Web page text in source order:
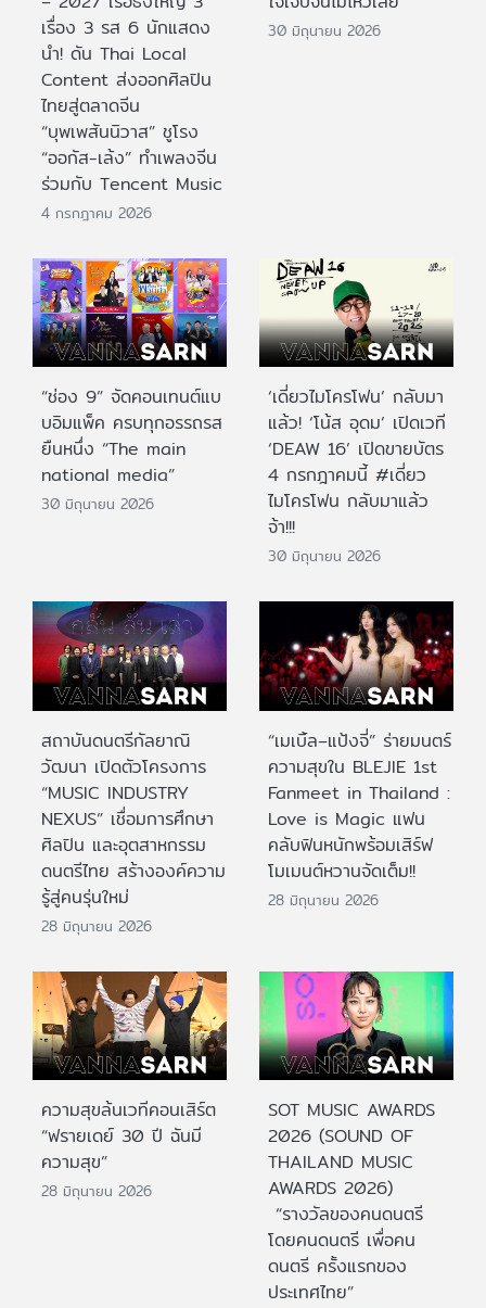
เรื่อง 3 รส 6 นักแสดง
นำ! ดัน Thai Local
Content ส่งออกศิลปิน
ไทยสู่ตลาดจีน
“บุพเพสันนิวาส” ชูโรง
“ออกัส-เล้ง” ทำเพลงจีน
ร่วมกับ Tencent Music
4 กรกฎาคม 2026
30 มิถุนายน 2026
“ช่อง 9” จัดคอนเทนต์แบ
บอิมแพ็ค ครบทุกอรรถรส
ยืนหนึ่ง “The main
national media”
30 มิถุนายน 2026
‘เดี่ยวไมโครโฟน’ กลับมา
แล้ว! ‘โน้ส อุดม’ เปิดเวที
‘DEAW 16’ เปิดขายบัตร
4 กรกฎาคมนี้ #เดี่ยว
ไมโครโฟน กลับมาแล้ว
จ้า!!!
30 มิถุนายน 2026
สถาบันดนตรีกัลยาณิ
วัฒนา เปิดตัวโครงการ
“MUSIC INDUSTRY
NEXUS” เชื่อมการศึกษา
ศิลปิน และอุตสาหกรรม
ดนตรีไทย สร้างองค์ความ
รู้สู่คนรุ่นใหม่
28 มิถุนายน 2026
“เมเบิ้ล–แป้งจี่” ร่ายมนตร์
ความสุขใน BLEJIE 1st
Fanmeet in Thailand :
Love is Magic แฟน
คลับฟินหนักพร้อมเสิร์ฟ
โมเมนต์หวานจัดเต็ม!!
28 มิถุนายน 2026
ความสุขล้นเวทีคอนเสิร์ต
“ฟรายเดย์ 30 ปี ฉันมี
ความสุข”
28 มิถุนายน 2026
SOT MUSIC AWARDS
2026 (SOUND OF
THAILAND MUSIC
AWARDS 2026)
“รางวัลของคนดนตรี
โดยคนดนตรี เพื่อคน
ดนตรี ครั้งแรกของ
ประเทศไทย”